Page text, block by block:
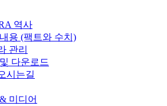
역사
용 (팩트와 수치)
관리
다운로드
시는길
미디어